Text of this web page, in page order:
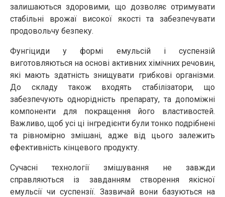
залишаються здоровими, що дозволяє отримувати
стабільні врожаї високої якості та забезпечувати
продовольчу безпеку.
Фунгіциди у формі емульсій і суспензій
виготовляються на основі активних хімічних речовин,
які мають здатність знищувати грибкові організми.
До складу також входять стабілізатори, що
забезпечують однорідність препарату, та допоміжні
компоненти для покращення його властивостей.
Важливо, щоб усі ці інгредієнти були тонко подрібнені
та рівномірно змішані, адже від цього залежить
ефективність кінцевого продукту.
Сучасні технології змішування не завжди
справляються із завданням створення якісної
емульсії чи суспензії. Зазвичай вони базуються на